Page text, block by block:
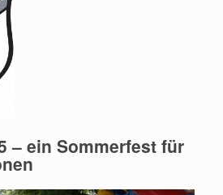
– ein Sommerfest für